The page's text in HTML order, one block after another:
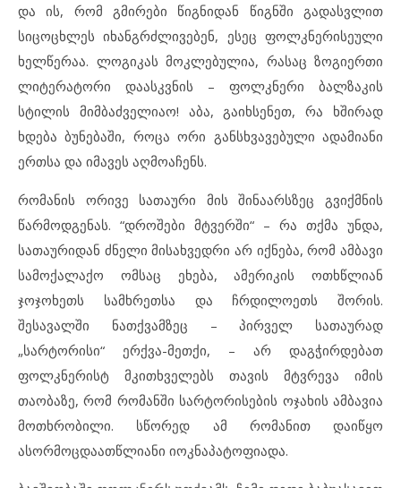
და ის, რომ გმირები წიგნიდან წიგნში გადასვლით
სიცოცხლეს იხანგრძლივებენ, ესეც ფოლკნერისეული
ხელწერაა. ლოგიკას მოკლებულია, რასაც ზოგიერთი
ლიტერატორი დაასკვნის – ფოლკნერი ბალზაკის
სტილის მიმბაძველიაო! აბა, გაიხსენეთ, რა ხშირად
ხდება ბუნებაში, როცა ორი განსხვავებული ადამიანი
ერთსა და იმავეს აღმოაჩენს.
რომანის ორივე სათაური მის შინაარსზეც გვიქმნის
წარმოდგენას. “დროშები მტვერში“ – რა თქმა უნდა,
სათაურიდან ძნელი მისახვედრი არ იქნება, რომ ამბავი
სამოქალაქო ომსაც ეხება, ამერიკის ოთხწლიან
ჯოჯოხეთს სამხრეთსა და ჩრდილოეთს შორის.
შესავალში ნათქვამზეც – პირველ სათაურად
„სარტორისი“ ერქვა-მეთქი, – არ დაგჭირდებათ
ფოლკნერისტ მკითხველებს თავის მტვრევა იმის
თაობაზე, რომ რომანში სარტორისების ოჯახის ამბავია
მოთხრობილი. სწორედ ამ რომანით დაიწყო
ასორმოცდაათწლიანი იოკნაპატოფიადა.